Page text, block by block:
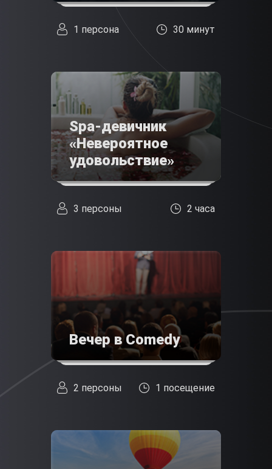
1 персона 30 минут
Spa-девичник
«Невероятное
удовольствие»
3 персоны 2 часа
Вечер в Comedy
2 персоны 1 посещение